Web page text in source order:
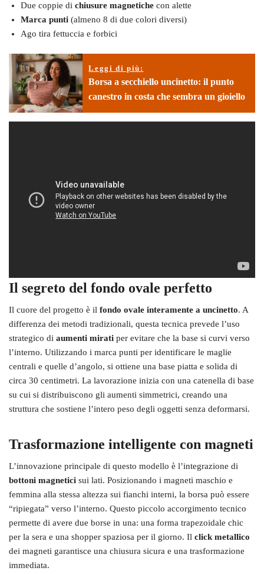
Due coppie di chiusure magnetiche con alette
Marca punti (almeno 8 di due colori diversi)
Ago tira fettuccia e forbici
Leggi di più:
Borsa a secchiello uncinetto: il punto
canestro in costa che sembra un gioiello
Il segreto del fondo ovale perfetto
Il cuore del progetto è il fondo ovale interamente a uncinetto. A
differenza dei metodi tradizionali, questa tecnica prevede l’uso
strategico di aumenti mirati per evitare che la base si curvi verso
l’interno. Utilizzando i marca punti per identificare le maglie
centrali e quelle d’angolo, si ottiene una base piatta e solida di
circa 30 centimetri. La lavorazione inizia con una catenella di base
su cui si distribuiscono gli aumenti simmetrici, creando una
struttura che sostiene l’intero peso degli oggetti senza deformarsi.
Trasformazione intelligente con magneti
L’innovazione principale di questo modello è l’integrazione di
bottoni magnetici sui lati. Posizionando i magneti maschio e
femmina alla stessa altezza sui fianchi interni, la borsa può essere
“ripiegata” verso l’interno. Questo piccolo accorgimento tecnico
permette di avere due borse in una: una forma trapezoidale chic
per la sera e una shopper spaziosa per il giorno. Il click metallico
dei magneti garantisce una chiusura sicura e una trasformazione
immediata.